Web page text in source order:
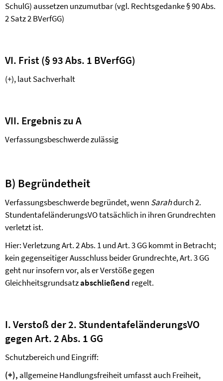
SchulG) aussetzen unzumutbar (vgl. Rechtsgedanke § 90 Abs.
2 Satz 2 BVerfGG)
VI. Frist (§ 93 Abs. 1 BVerfGG)
(+), laut Sachverhalt
VII. Ergebnis zu A
Verfassungsbeschwerde zulässig
B) Begründetheit
Verfassungsbeschwerde begründet, wenn Sarahdurch 2.
StundentafeländerungsVO tatsächlich in ihren Grundrechten
verletzt ist.
Hier: Verletzung Art. 2 Abs. 1 und Art. 3 GG kommt in Betracht;
kein gegenseitiger Ausschluss beider Grundrechte, Art. 3 GG
geht nur insofern vor, als er Verstöße gegen
Gleichheitsgrundsatzabschließend regelt.
I. Verstoß der 2. StundentafeländerungsVO
gegen Art. 2 Abs. 1 GG
Schutzbereich und Eingriff:
(+), allgemeine Handlungsfreiheit umfasst auch Freiheit,